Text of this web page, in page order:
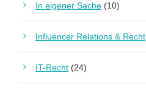
In eigener Sache (10)
Influencer Relations & Recht
IT-Recht (24)